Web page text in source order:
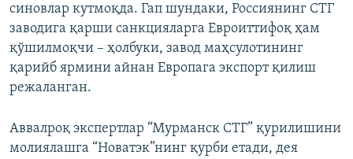
синовлар кутмоқда. Гап шундаки, Россиянинг СТГ
заводига қарши санкцияларга Евроиттифоқ ҳам
қўшилмоқчи – ҳолбуки, завод маҳсулотининг
қарийб ярмини айнан Европага экспорт қилиш
режаланган.
Аввалроқ экспертлар “Мурманск СТГ” қурилишини
молиялашга “Новатэк”нинг қурби етади, дея